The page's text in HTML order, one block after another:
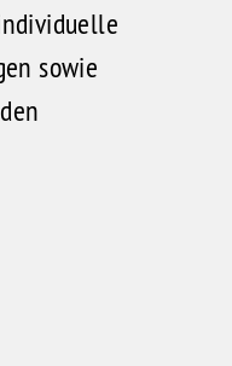
sowie